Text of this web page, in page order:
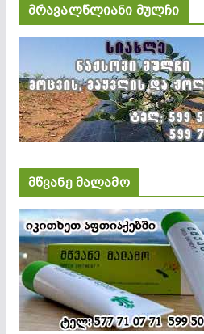
მრავალწლიანი მულჩი
მწვანე მალამო